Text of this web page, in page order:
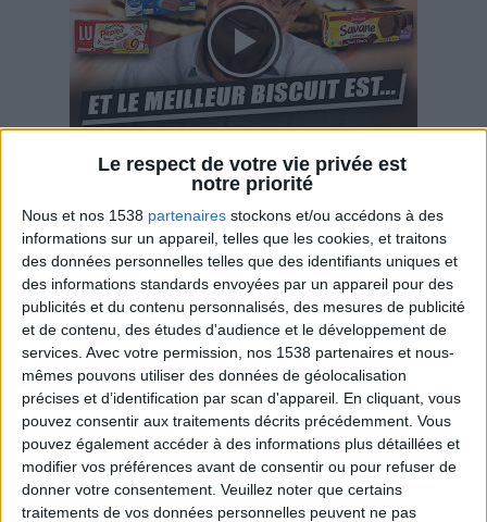
Le respect de votre vie privée est
notre priorité
Nous et nos 1538 partenaires stockons et/ou accédons à des
informations sur un appareil, telles que les cookies, et traitons
des données personnelles telles que des identifiants uniques et
des informations standards envoyées par un appareil pour des
publicités et du contenu personnalisés, des mesures de publicité
et de contenu, des études d'audience et le développement de
services. Avec votre permission, nos 1538 partenaires et nous-
mêmes pouvons utiliser des données de géolocalisation
précises et d’identification par scan d'appareil. En cliquant, vous
pouvez consentir aux traitements décrits précédemment. Vous
pouvez également accéder à des informations plus détaillées et
modifier vos préférences avant de consentir ou pour refuser de
donner votre consentement. Veuillez noter que certains
traitements de vos données personnelles peuvent ne pas
Savane, LU, Pepito, Harrys... Que valent vraiment
ces gâteaux ?
Webinaires en direct Voir tout